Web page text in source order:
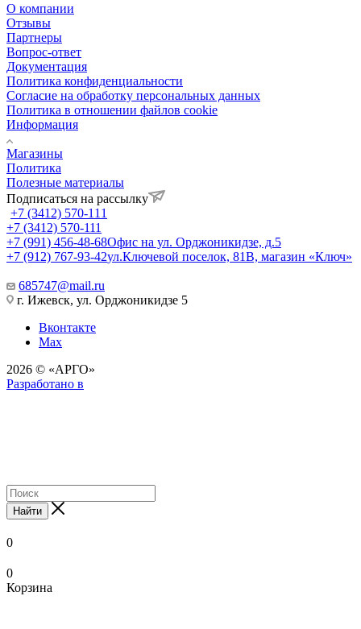
О компании
Отзывы
Партнеры
Вопрос-ответ
Документация
Политика конфиденциальности
Согласие на обработку персональных данных
Политика в отношении файлов cookie
Информация
Магазины
Политика
Полезные материалы
Подписаться на рассылку
+7 (3412) 570-111
+7 (3412) 570-111
+7 (991) 456-48-68Офис на ул. Орджоникидзе, д.5
+7 (912) 767-93-42ул.Ключевой поселок, 81В, магазин «Ключ»
685747@mail.ru
г. Ижевск, ул. Орджоникидзе 5
Вконтакте
Max
2026 © «АРГО»
Разработано в
Найти
0
0
Корзина